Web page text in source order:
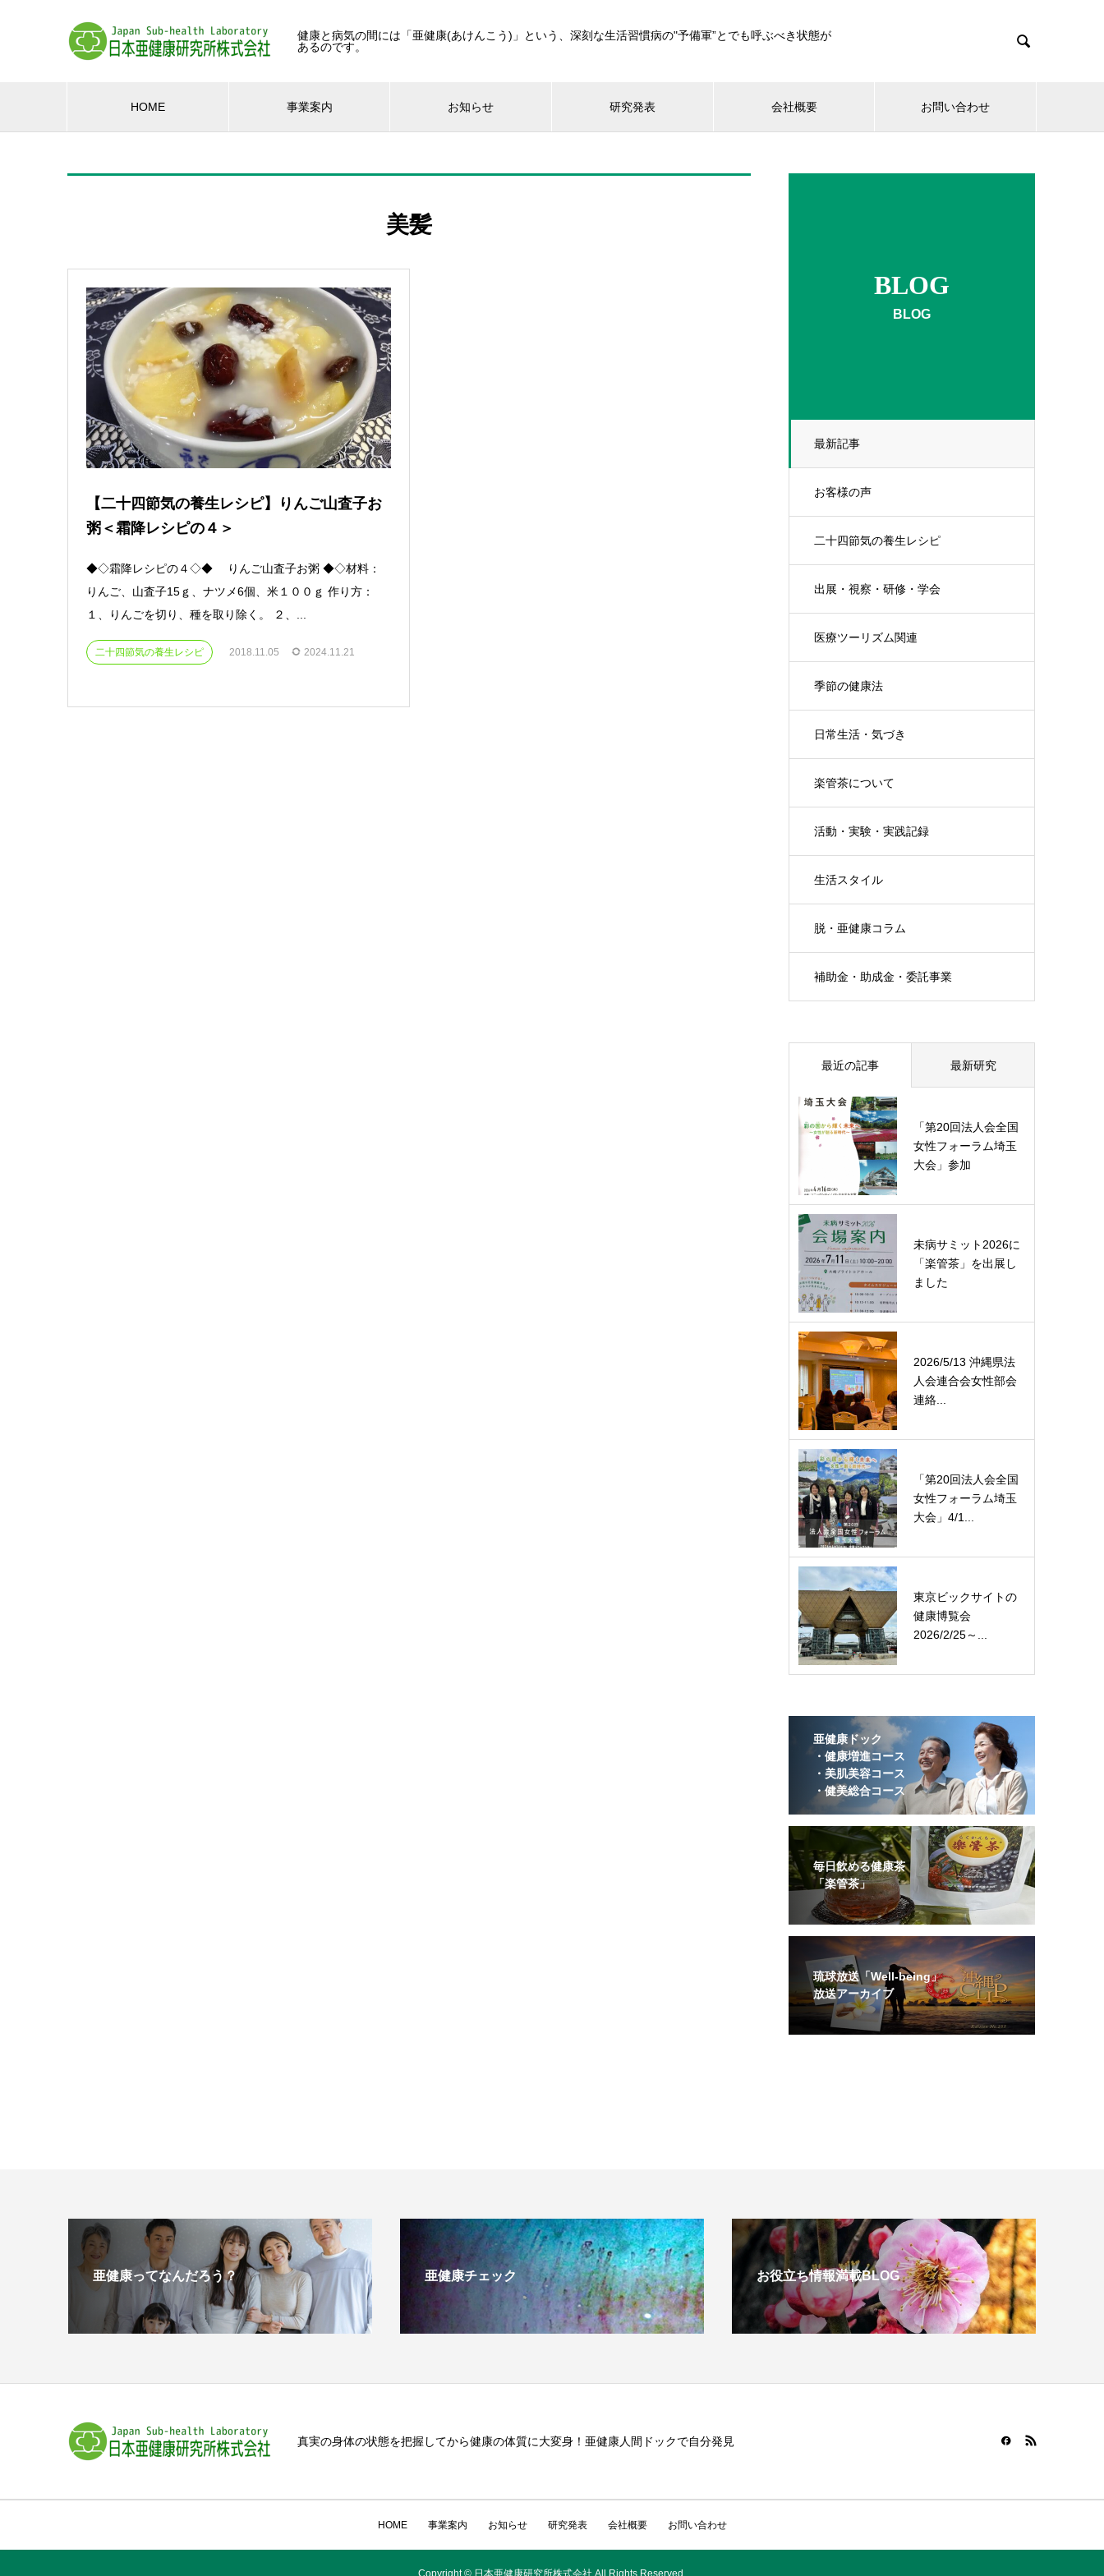
健康と病気の間には「亜健康(あけんこう)」という、深刻な生活習慣病の"予備軍”とでも呼ぶべき状態が
あるのです。

HOME 事業案内 お知らせ 研究発表 会社概要 お問い合わせ
BLOG
BLOG
最新記事
お客様の声
二十四節気の養生レシピ
出展・視察・研修・学会
医療ツーリズム関連
季節の健康法
日常生活・気づき
楽管茶について
活動・実験・実践記録
生活スタイル
脱・亜健康コラム
補助金・助成金・委託事業
美髪
【二十四節気の養生レシピ】りんご山査子お
粥＜霜降レシピの４＞
◆◇霜降レシピの４◇◆ りんご山査子お粥 ◆◇材料：
りんご、山査子15ｇ、ナツメ6個、米１００ｇ 作り方：
１、りんごを切り、種を取り除く。 ２、...
二十四節気の養生レシピ 2018.11.05 2024.11.21
最近の記事 最新研究
「第20回法人会全国
女性フォーラム埼玉
大会」参加
未病サミット2026に
「楽管茶」を出展し
ました
2026/5/13 沖縄県法
人会連合会女性部会
連絡...
「第20回法人会全国
女性フォーラム埼玉
大会」4/1...
東京ビックサイトの
健康博覧会
2026/2/25～...
亜健康ドック
・健康増進コース
・美肌美容コース
・健美総合コース
毎日飲める健康茶
「楽管茶」
琉球放送「Well-being」
放送アーカイブ
亜健康ってなんだろう？ 亜健康チェック お役立ち情報満載BLOG
真実の身体の状態を把握してから健康の体質に大変身！亜健康人間ドックで自分発見
HOME 事業案内 お知らせ 研究発表 会社概要 お問い合わせ